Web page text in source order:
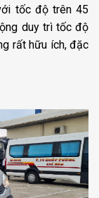
tốc độ trên 45
duy trì tốc độ
rất hữu ích, đặc